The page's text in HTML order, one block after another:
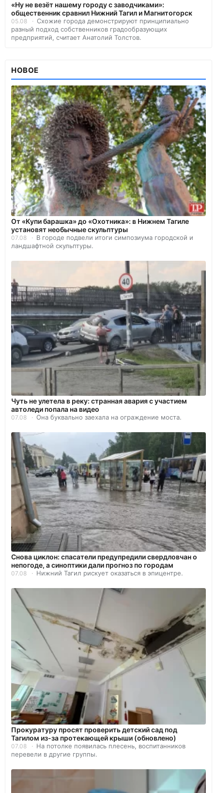
«Ну не везёт нашему городу с заводчиками»:
общественник сравнил Нижний Тагил и Магнитогорск
05.08
Схожие города демонстрируют принципиально
разный подход собственников градообразующих
предприятий, считает Анатолий Толстов.
НОВОЕ
От «Купи барашка» до «Охотника»: в Нижнем Тагиле
установят необычные скульптуры
07.08
В городе подвели итоги симпозиума городской и
ландшафтной скульптуры.
Чуть не улетела в реку: странная авария с участием
автоледи попала на видео
07.08 Она буквально заехала на ограждение моста.
Снова циклон: спасатели предупредили свердловчан о
непогоде, а синоптики дали прогноз по городам
07.08 Нижний Тагил рискует оказаться в эпицентре.
Прокуратуру просят проверить детский сад под
Тагилом из-за протекающей крыши (обновлено)
07.08
На потолке появилась плесень, воспитанников
перевели в другие группы.